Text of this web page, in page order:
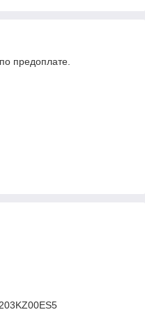
предоплате.